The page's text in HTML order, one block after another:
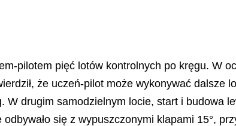
pilotem pięć lotów kontrolnych po kręgu. W
że uczeń-pilot może wykonywać dalsze
W drugim samodzielnym locie, start i budowa
się z wypuszczonymi klapami 15°,